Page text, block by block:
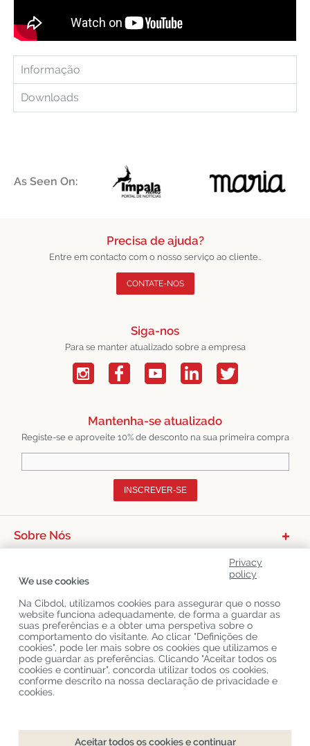
Comprar Checkout
Informação
Downloads
As Seen On:
Precisa de ajuda?
Entre em contacto com o nosso serviço ao cliente..
CONTATE-NOS
Siga-nos
Para se manter atualizado sobre a empresa
Mantenha-se atualizado
Registe-se e aproveite 10% de desconto na sua primeira compra
INSCREVER-SE
Sobre Nós
Serviço Ao Cliente
Últimos Blogs CBD
Privacy
policy
We use cookies
Na Cibdol, utilizamos cookies para assegurar que o nosso
website funciona adequadamente, de forma a guardar as
suas preferências e a obter uma perspetiva sobre o
comportamento do visitante. Ao clicar "Definições de
cookies", pode ler mais sobre os cookies que utilizamos e
pode guardar as preferências. Clicando "Aceitar todos os
cookies e continuar", concorda utilizar todos os cookies,
conforme descrito na nossa declaração de privacidade e
cookies.
Aceitar todos os cookies e continuar
Copyright© CibdolLast updated 07-08-2026
Cibdol bv, Handelsweg 1a, 5492NL Sint-Oedenrode, the Netherlands
KvK: 76495035 VAT: NL860644923B01